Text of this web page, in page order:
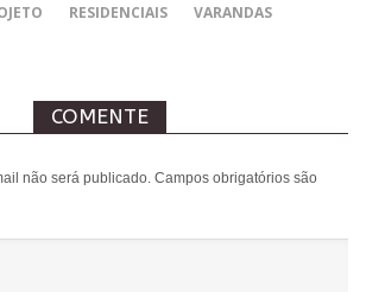
RESIDENCIAIS VARANDAS
COMENTE
não será publicado. Campos obrigatórios são